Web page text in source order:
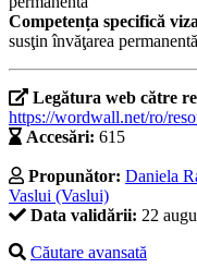
Competența specifică
susţin învăţarea permanentă
Legătura web către
https://wordwall.net/ro/
Accesări: 615
Propunător: Daniela
Vaslui (Vaslui)
Data validării: 22
Căutare avansată